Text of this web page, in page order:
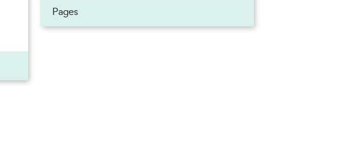
Pages